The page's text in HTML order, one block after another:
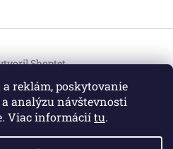
a reklám, poskytovanie
analýzu návštevnosti
Viac informáciítu.
Shoptet
. Všetky práva vyhradené.
cookies